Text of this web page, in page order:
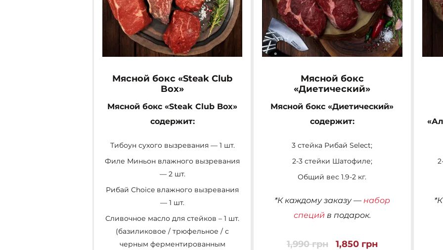
Мясной бокс «Steak Club
Box»
Мясной бокс «Steak Club Box»
содержит:
Тибоун сухого вызревания — 1 шт.
Филе Миньон влажного вызревания
— 2 шт.
Рибай Choice влажного вызревания
— 1 шт.
Сливочное масло для стейков – 1 шт.
(базиликовое / трюфельное / с
черным ферментированным
Мясной бокс
«Диетический»
Мясной бокс «Диетический»
содержит:
3 стейка Рибай Select;
2-3 стейки Шатофиле;
Общий вес 1.9-2 кг.
*К каждому заказу — набор
специй в подарок.
1,990грн Первоначальная
1,850 грнТекущая